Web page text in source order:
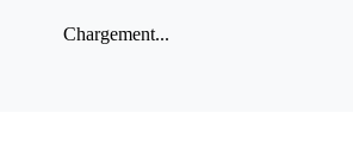
Chargement...